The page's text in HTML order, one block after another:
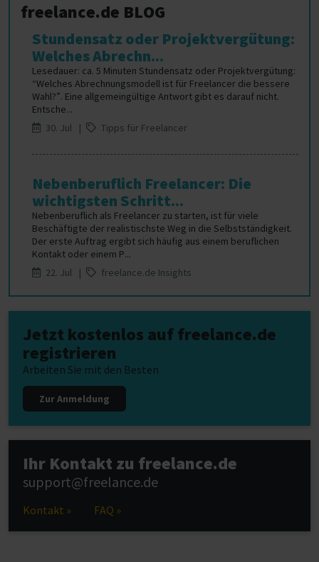
freelance.de BLOG
Stundensatz oder Projektvergütung:
Welches Abrechn...
Lesedauer: ca. 5 Minuten Stundensatz oder Projektvergütung:
“Welches Abrechnungsmodell ist für Freelancer die bessere
Wahl?”. Eine allgemeingültige Antwort gibt es darauf nicht.
Entsche...
30. Jul |
Tipps für Freelancer
Nebenberuflich Freelancer: Die
wichtigsten Schritt...
Nebenberuflich als Freelancer zu starten, ist für viele
Beschäftigte der realistischste Weg in die Selbstständigkeit.
Der erste Auftrag ergibt sich häufig aus einem beruflichen
Kontakt oder einem P...
22. Jul |
freelance.de Insights
Jetzt kostenlos auf freelance.de
registrieren
Arbeiten Sie mit den Besten
Zur Anmeldung
Ihr Kontakt zu freelance.de
support@freelance.de
Kontakt » FAQ »